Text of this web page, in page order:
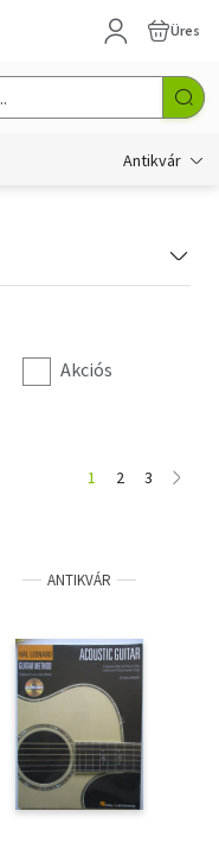
Üres
Antikvár
Akciós
1 2 3
ANTIKVÁR